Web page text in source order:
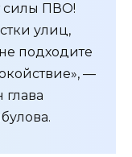
силы ПВО!
улиц,
подходите
—